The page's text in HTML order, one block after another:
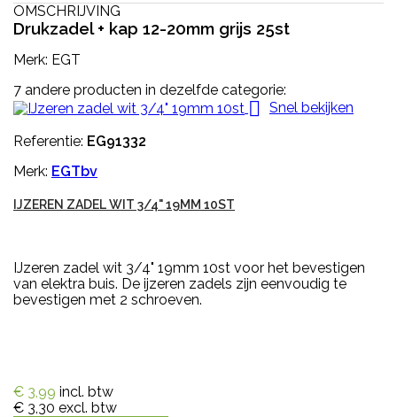
OMSCHRIJVING
Drukzadel + kap 12-20mm grijs 25st
Merk: EGT
7 andere producten in dezelfde categorie:
 Snel bekijken
Referentie: EG91332
Merk: EGTbv
IJZEREN ZADEL WIT 3/4" 19MM 10ST
IJzeren zadel wit 3/4" 19mm 10st voor het bevestigen
van elektra buis. De ijzeren zadels zijn eenvoudig te
bevestigen met 2 schroeven.
€ 3,99 incl. btw
€ 3,30 excl. btw